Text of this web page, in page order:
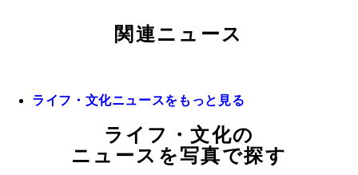
関連ニュース
ライフ・文化ニュースをもっと見る
ライフ・文化の
ニュースを写真で探す